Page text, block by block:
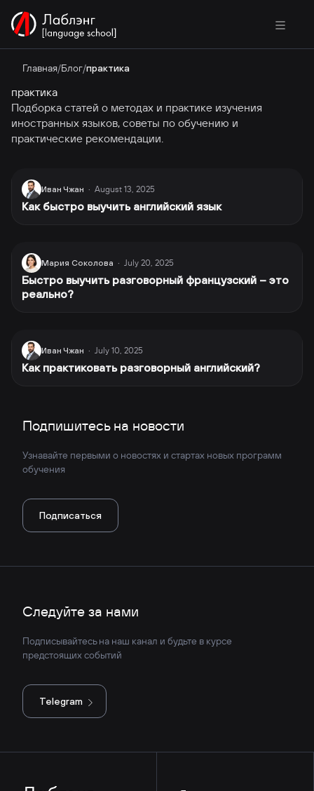
Главная/Блог/практика
практика
Подборка статей о методах и практике изучения
иностранных языков, советы по обучению и
практические рекомендации.
Иван Чжан · August 13, 2025
Как быстро выучить английский язык
Мария Соколова · July 20, 2025
Быстро выучить разговорный французский – это
реально?
Иван Чжан · July 10, 2025
Как практиковать разговорный английский?
Подпишитесь на новости
Узнавайте первыми о новостях и стартах новых программ
обучения
Подписаться
Следуйте за нами
Подписывайтесь на наш канал и будьте в курсе
предстоящих событий
Telegram